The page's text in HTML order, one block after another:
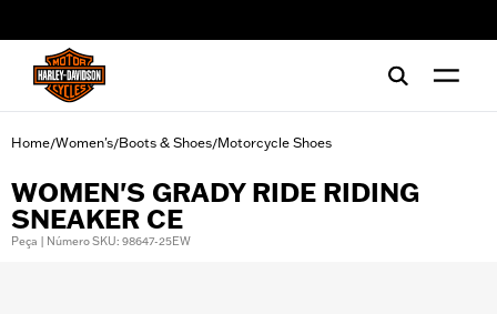
Home/Women's/Boots & Shoes/Motorcycle Shoes
WOMEN'S GRADY RIDE RIDING
SNEAKER CE
Peça | Número SKU: 98647-25EW